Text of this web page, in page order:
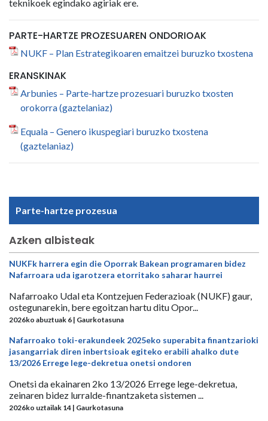
teknikoek egindako agiriak ere.
PARTE-HARTZE PROZESUAREN ONDORIOAK
NUKF – Plan Estrategikoaren emaitzei buruzko txostena
ERANSKINAK
Arbunies – Parte-hartze prozesuari buruzko txosten
orokorra (gaztelaniaz)
Equala – Genero ikuspegiari buruzko txostena
(gaztelaniaz)
Parte-hartze prozesua
Azken albisteak
NUKFk harrera egin die Oporrak Bakean programaren bidez
Nafarroara uda igarotzera etorritako saharar haurrei
Nafarroako Udal eta Kontzejuen Federazioak (NUKF) gaur,
ostegunarekin, bere egoitzan hartu ditu Opor...
2026ko abuztuak 6 | Gaurkotasuna
Nafarroako toki-erakundeek 2025eko superabita finantzarioki
jasangarriak diren inbertsioak egiteko erabili ahalko dute
13/2026 Errege lege-dekretua onetsi ondoren
Onetsi da ekainaren 2ko 13/2026 Errege lege-dekretua,
zeinaren bidez lurralde-finantzaketa sistemen ...
2026ko uztailak 14 | Gaurkotasuna